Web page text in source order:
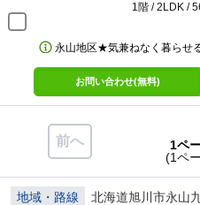
1階 / 2LDK /
永山地区★気兼ねなく暮らせ
お問い合わせ(無料)
前へ
1ペ
(1ペ
地域・路線 北海道旭川市永山